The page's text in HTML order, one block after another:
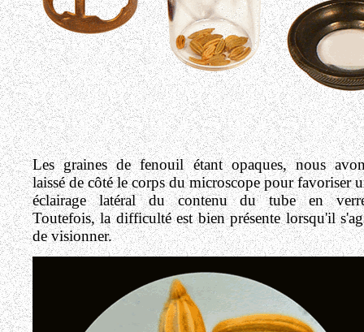
Les graines de fenouil étant opaques, nous
laissé de côté le corps du microscope pour favoriser
éclairage latéral du contenu du tube en
Toutefois, la difficulté est bien présente lorsqu'il
de visionner.